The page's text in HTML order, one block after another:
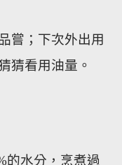
嘗；下次外出用
猜看用油量。
的水分，烹煮過